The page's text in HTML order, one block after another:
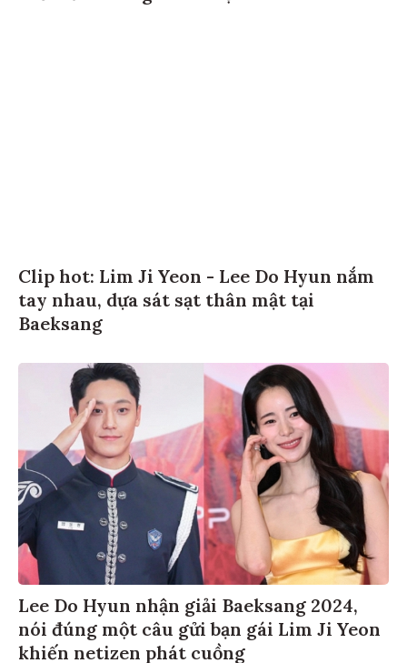
Clip hot: Lim Ji Yeon - Lee Do Hyun nắm
tay nhau, dựa sát sạt thân mật tại
Baeksang
Lee Do Hyun nhận giải Baeksang 2024,
nói đúng một câu gửi bạn gái Lim Ji Yeon
khiến netizen phát cuồng